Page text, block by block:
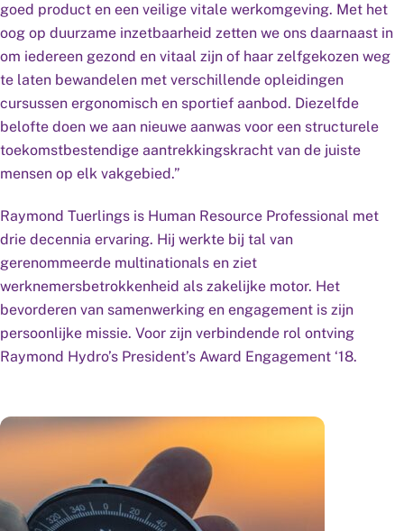
goed product en een veilige vitale werkomgeving. Met het
oog op duurzame inzetbaarheid zetten we ons daarnaast in
om iedereen gezond en vitaal zijn of haar zelfgekozen weg
te laten bewandelen met verschillende opleidingen
cursussen ergonomisch en sportief aanbod. Diezelfde
belofte doen we aan nieuwe aanwas voor een structurele
toekomstbestendige aantrekkingskracht van de juiste
mensen op elk vakgebied.”
Raymond Tuerlings is Human Resource Professional met
drie decennia ervaring. Hij werkte bij tal van
gerenommeerde multinationals en ziet
werknemersbetrokkenheid als zakelijke motor. Het
bevorderen van samenwerking en engagement is zijn
persoonlijke missie. Voor zijn verbindende rol ontving
Raymond Hydro’s President’s Award Engagement ‘18.